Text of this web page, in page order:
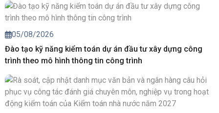
05/08/2026
Đào tạo kỹ năng kiểm toán dự án đầu tư xây dựng công
trình theo mô hình thông tin công trình